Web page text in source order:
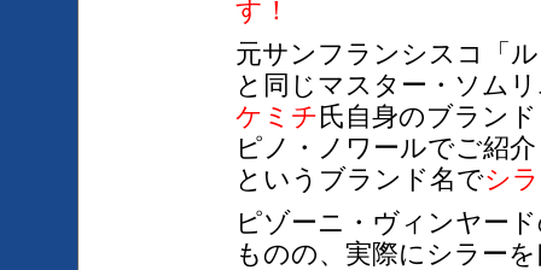
す！
元サンフランシスコ「
と同じマスター・ソム
ケミチ 氏自身のブラン
ピノ・ノワールでご紹
というブランド名でシ
ピゾーニ・ヴィンヤー
ものの、実際にシラー